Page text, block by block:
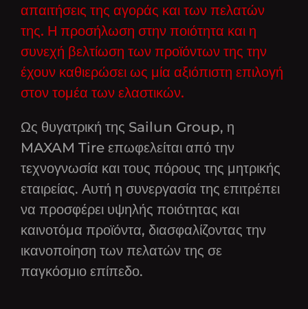
απαιτήσεις της αγοράς και των πελατών
της. Η προσήλωση στην ποιότητα και η
συνεχή βελτίωση των προϊόντων της την
έχουν καθιερώσει ως μία αξιόπιστη επιλογή
στον τομέα των ελαστικών.
Ως θυγατρική της Sailun Group, η
MAXAM Tire επωφελείται από την
τεχνογνωσία και τους πόρους της μητρικής
εταιρείας. Αυτή η συνεργασία της επιτρέπει
να προσφέρει υψηλής ποιότητας και
καινοτόμα προϊόντα, διασφαλίζοντας την
ικανοποίηση των πελατών της σε
παγκόσμιο επίπεδο.